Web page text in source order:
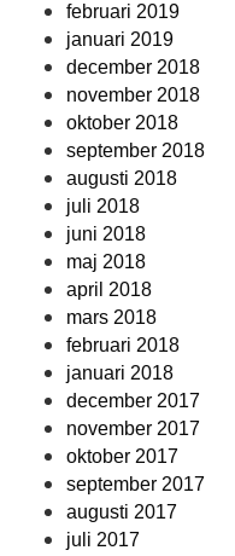
februari 2019
januari 2019
december 2018
november 2018
oktober 2018
september 2018
augusti 2018
juli 2018
juni 2018
maj 2018
april 2018
mars 2018
februari 2018
januari 2018
december 2017
november 2017
oktober 2017
september 2017
augusti 2017
juli 2017